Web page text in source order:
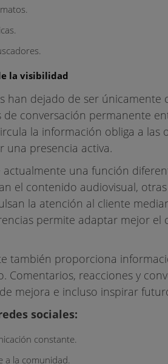
la visibilidad
han dejado de ser
de conversación permanente
la información obliga a las
una presencia activa.
actualmente una función
el contenido audiovisual,
la atención al cliente
permite adaptar mejor el
también proporciona
Comentarios, reacciones y
mejora e incluso inspirar
sociales:
constante.
a la comunidad.